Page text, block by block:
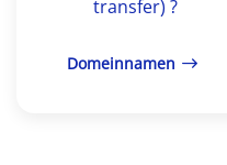
transfer) ?
Domeinnamen